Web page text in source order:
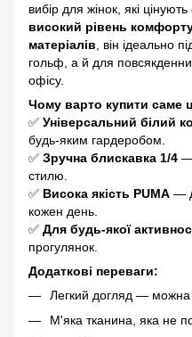
вибір для жінок, які цінують
високий рівень
матеріалів , він ідеально
гольф, а й для
офісу.
Чому варто купити саме
✅ Універсальний білий
будь-яким гардеробом.
✅ Зручна блискавка 1/4 —
стилю.
✅ Висока якість PUMA —
кожен день.
✅ Для будь-якої
прогулянок.
Додаткові переваги:
Легкий догляд — можна
М'яка тканина, яка не